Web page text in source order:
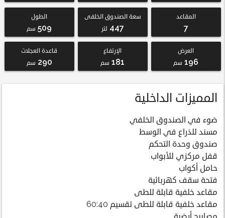
المقاعد
7
سعة الصندوق الخلفى
447 لتر
الطول
509 سم
العرض
196 سم
الإرتفاع
181 سم
قاعدة العجلات
290 سم
المميزات الداخلية
ضوء في الصندوق الخلفي
مسند للذراع في الوسط
صندوق وحدة التحكم
قفل مركزي للأبواب
حامل أكواب
فتحة سقف كهربائية
مقاعد خلفية قابلة للطى
مقاعد خلفية قابلة للطى تقسيم 60:40